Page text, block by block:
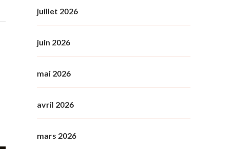
juillet 2026
juin 2026
mai 2026
avril 2026
mars 2026